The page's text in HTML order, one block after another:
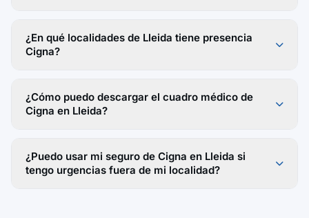
¿En qué localidades de Lleida tiene presencia
Cigna?
¿Cómo puedo descargar el cuadro médico de
Cigna en Lleida?
¿Puedo usar mi seguro de Cigna en Lleida si
tengo urgencias fuera de mi localidad?